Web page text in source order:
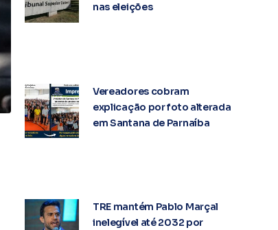
nas eleições
Vereadores cobram
explicação por foto alterada
em Santana de Parnaíba
TRE mantém Pablo Marçal
inelegível até 2032 por